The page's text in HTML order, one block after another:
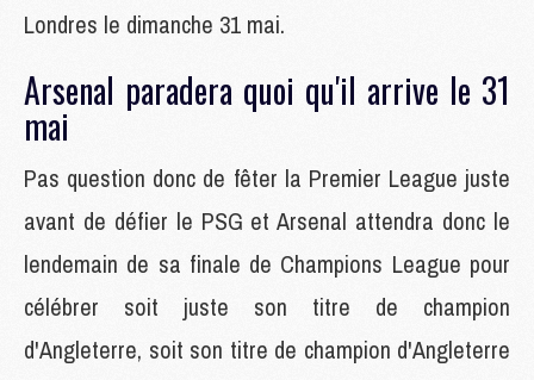
Londres le dimanche 31 mai.
Arsenal paradera quoi qu'il arrive le 31
mai
Pas question donc de fêter la Premier League juste
avant de défier le PSG et Arsenal attendra donc le
lendemain de sa finale de Champions League pour
célébrer soit juste son titre de champion
d'Angleterre, soit son titre de champion d'Angleterre